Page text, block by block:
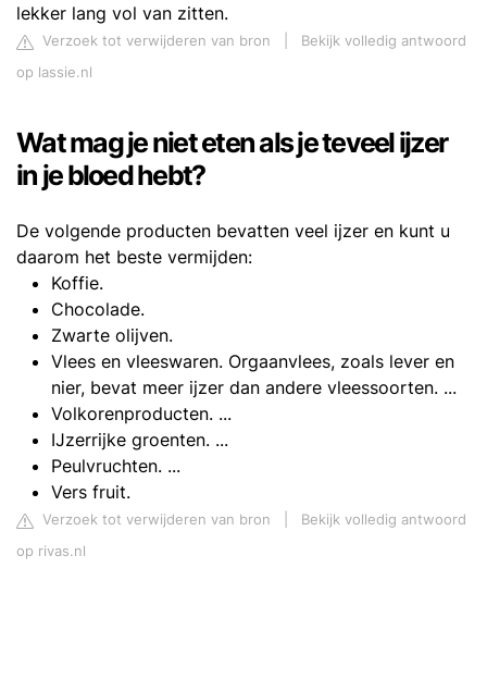
lekker lang vol van zitten.
Verzoek tot verwijderen van bron
Bekijk volledig antwoord
op lassie.nl
Wat mag je niet eten als je teveel ijzer
in je bloed hebt?
De volgende producten bevatten veel ijzer en kunt u
daarom het beste vermijden:
Koffie.
Chocolade.
Zwarte olijven.
Vlees en vleeswaren. Orgaanvlees, zoals lever en
nier, bevat meer ijzer dan andere vleessoorten. ...
Volkorenproducten. ...
IJzerrijke groenten. ...
Peulvruchten. ...
Vers fruit.
Verzoek tot verwijderen van bron
Bekijk volledig antwoord
op rivas.nl